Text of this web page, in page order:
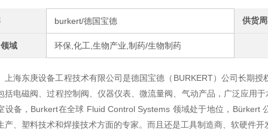
burkert/德国宝德 供货
域 环保,化工,生物产业,制药/生物制药
上海东庚设备工程技术有限公司是德国宝德（BURKERT）公司长期
括电磁阀、过程控制阀、仪器仪表、微流量阀、气动产品，广泛应用
设备，Burkert在全球 Fluid Control Systems 领域处于地位，Bürkert
产、塑料技术和焊接技术方面的专家。而且还是工具制造商、软硬件